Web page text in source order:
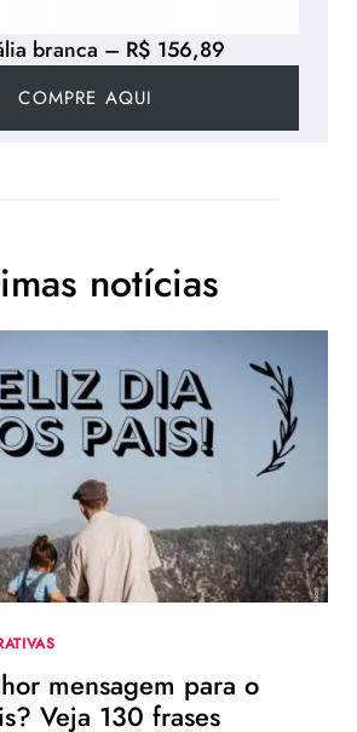
branca – R$ 156,89
COMPRE AQUI
notícias
mensagem para o
Veja 130 frases